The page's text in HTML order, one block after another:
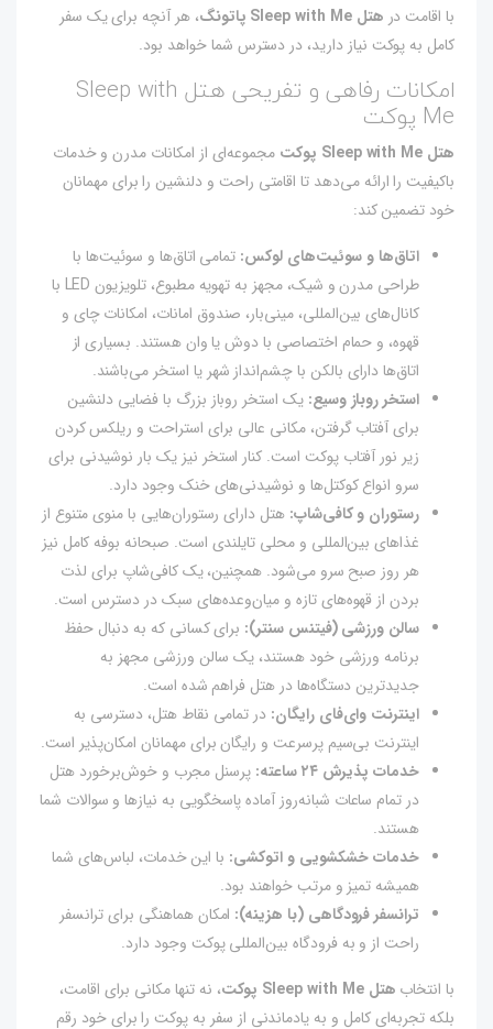
با اقامت در هتل Sleep with Me پاتونگ
، هر آنچه برای یک سفر
کامل به پوکت نیاز دارید، در دسترس شما خواهد بود.
امکانات رفاهی و تفریحی هتل Sleep with
Me پوکت
هتل Sleep with Me پوکت
مجموعه‌ای از امکانات مدرن و خدمات
باکیفیت را ارائه می‌دهد تا اقامتی راحت و دلنشین را برای مهمانان
خود تضمین کند:
اتاق‌ها و سوئیت‌های لوکس: تمامی اتاق‌ها و سوئیت‌ها با
طراحی مدرن و شیک، مجهز به تهویه مطبوع، تلویزیون LED با
کانال‌های بین‌المللی، مینی‌بار، صندوق امانات، امکانات چای و
قهوه، و حمام اختصاصی با دوش یا وان هستند. بسیاری از
اتاق‌ها دارای بالکن با چشم‌انداز شهر یا استخر می‌باشند.
استخر روباز وسیع: یک استخر روباز بزرگ با فضایی دلنشین
برای آفتاب گرفتن، مکانی عالی برای استراحت و ریلکس کردن
زیر نور آفتاب پوکت است. کنار استخر نیز یک بار نوشیدنی برای
سرو انواع کوکتل‌ها و نوشیدنی‌های خنک وجود دارد.
رستوران و کافی‌شاپ: هتل دارای رستوران‌هایی با منوی متنوع از
غذاهای بین‌المللی و محلی تایلندی است. صبحانه بوفه کامل نیز
هر روز صبح سرو می‌شود. همچنین، یک کافی‌شاپ برای لذت
بردن از قهوه‌های تازه و میان‌وعده‌های سبک در دسترس است.
سالن ورزشی (فیتنس سنتر): برای کسانی که به دنبال حفظ
برنامه ورزشی خود هستند، یک سالن ورزشی مجهز به
جدیدترین دستگاه‌ها در هتل فراهم شده است.
اینترنت وای‌فای رایگان: در تمامی نقاط هتل، دسترسی به
اینترنت بی‌سیم پرسرعت و رایگان برای مهمانان امکان‌پذیر است.
خدمات پذیرش ۲۴ ساعته:
پرسنل مجرب و خوش‌برخورد هتل
در تمام ساعات شبانه‌روز آماده پاسخگویی به نیازها و سوالات شما
هستند.
خدمات خشکشویی و اتوکشی: با این خدمات، لباس‌های شما
همیشه تمیز و مرتب خواهند بود.
ترانسفر فرودگاهی (با هزینه): امکان هماهنگی برای ترانسفر
راحت از و به فرودگاه بین‌المللی پوکت وجود دارد.
با انتخاب هتل Sleep with Me پوکت
، نه تنها مکانی برای اقامت،
بلکه تجربه‌ای کامل و به یادماندنی از سفر به پوکت را برای خود رقم